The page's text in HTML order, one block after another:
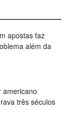
apostas faz
além da
americano
três séculos